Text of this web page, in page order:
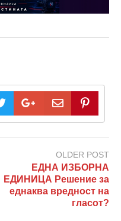
OLDER POST
ЕДНА ИЗБОРНА
ЕДИНИЦА Решение за
еднаква вредност на
гласот?